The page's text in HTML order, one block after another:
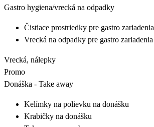
Gastro hygiena/vrecká na odpadky
Čistiace prostriedky pre gastro zariadenia
Vrecká na odpadky pre gastro zariadenia
Vrecká, nálepky
Promo
Donáška - Take away
Kelímky na polievku na donášku
Krabičky na donášku